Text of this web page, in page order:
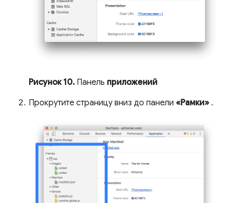
Рисунок 10. Панель приложений
Прокрутите страницу вниз до панели «Рамки» .